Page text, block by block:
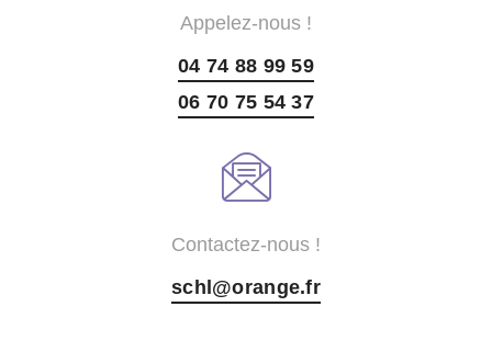
Appelez-nous !
04 74 88 99 59
06 70 75 54 37
Contactez-nous !
schl@orange.fr